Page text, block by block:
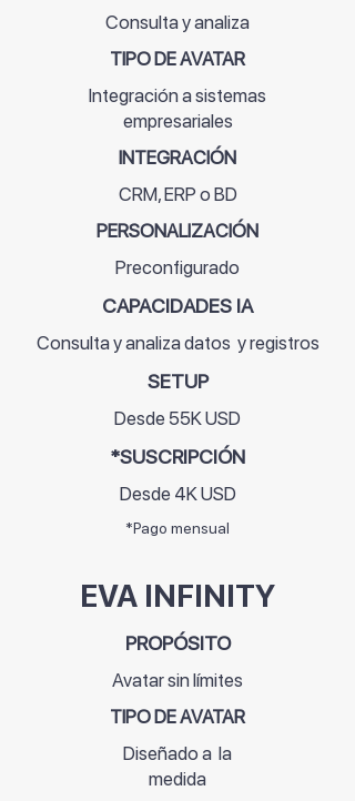
Consulta y analiza
TIPO DE AVATAR
Integración a sistemas
empresariales
INTEGRACIÓN
CRM, ERP o BD
PERSONALIZACIÓN
Preconfigurado
CAPACIDADES IA
Consulta y analiza datos y registros
SETUP
Desde 55K USD
*SUSCRIPCIÓN
Desde 4K USD
*Pago mensual
EVA INFINITY
PROPÓSITO
Avatar sin límites
TIPO DE AVATAR
Diseñado a la
medida